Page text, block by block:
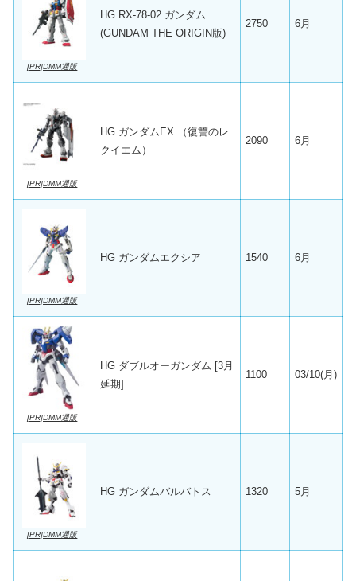
[PR]DMM通販
HG RX-78-02 ガンダム
(GUNDAM THE ORIGIN版)
2750 6月
[PR]DMM通販
HG ガンダムEX （復讐のレ
クイエム）
2090 6月
[PR]DMM通販
HG ガンダムエクシア 1540 6月
[PR]DMM通販
HG ダブルオーガンダム [3月
延期]
1100 03/10(月)
[PR]DMM通販
HG ガンダムバルバトス 1320 5月